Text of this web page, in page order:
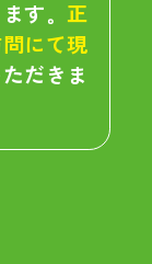
す。 正
にて現
だきま